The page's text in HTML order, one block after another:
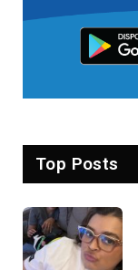
Top Posts